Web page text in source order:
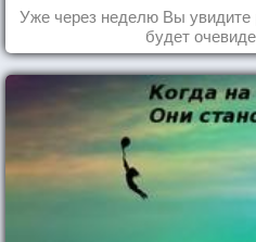
Уже через неделю Вы увидите
будет